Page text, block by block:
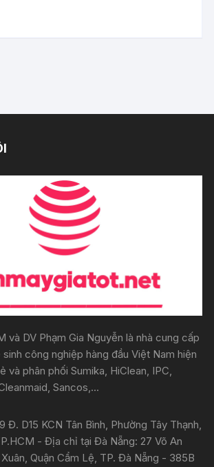
và DV Phạm Gia Nguyễn là nhà cung cấp
công nghiệp hàng đầu Việt Nam hiện
và phân phối Sumika, HiClean, IPC,
Sancos,...
Đ. D15 KCN Tân Bình, Phường Tây Thạnh,
- Địa chỉ tại Đà Nẵng: 27 Võ An
Quận Cẩm Lệ, TP. Đà Nẵng - 385B